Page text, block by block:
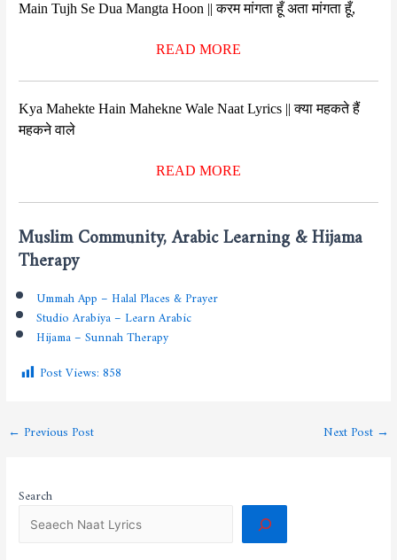
Main Tujh Se Dua Mangta Hoon || करम मांगता हूँ अता मांगता हूँ,
READ MORE
Kya Mahekte Hain Mahekne Wale Naat Lyrics || क्या महकते हैं
महकने वाले
READ MORE
Muslim Community, Arabic Learning & Hijama
Therapy
Ummah App – Halal Places & Prayer
Studio Arabiya – Learn Arabic
Hijama – Sunnah Therapy
Post Views:858
← Previous Post Next Post→
Search